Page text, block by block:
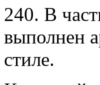
240. В
выполнен
стиле.